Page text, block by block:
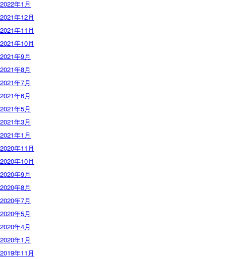
2022年1月
2021年12月
2021年11月
2021年10月
2021年9月
2021年8月
2021年7月
2021年6月
2021年5月
2021年3月
2021年1月
2020年11月
2020年10月
2020年9月
2020年8月
2020年7月
2020年5月
2020年4月
2020年1月
2019年11月